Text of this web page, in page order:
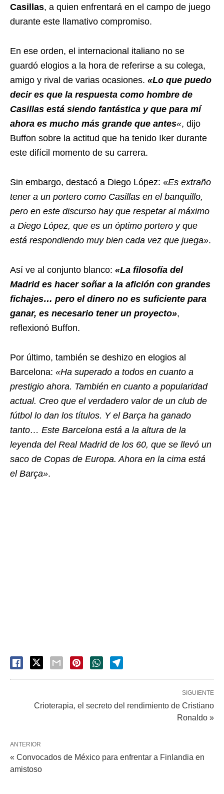
Casillas, a quien enfrentará en el campo de juego
durante este llamativo compromiso.
En ese orden, el internacional italiano no se
guardó elogios a la hora de referirse a su colega,
amigo y rival de varias ocasiones. «Lo que puedo
decir es que la respuesta como hombre de
Casillas está siendo fantástica y que para mí
ahora es mucho más grande que antes«, dijo
Buffon sobre la actitud que ha tenido Iker durante
este difícil momento de su carrera.
Sin embargo, destacó a Diego López: «Es extraño
tener a un portero como Casillas en el banquillo,
pero en este discurso hay que respetar al máximo
a Diego López, que es un óptimo portero y que
está respondiendo muy bien cada vez que juega».
Así ve al conjunto blanco: «La filosofía del
Madrid es hacer soñar a la afición con grandes
fichajes… pero el dinero no es suficiente para
ganar, es necesario tener un proyecto»,
reflexionó Buffon.
Por último, también se deshizo en elogios al
Barcelona: «Ha superado a todos en cuanto a
prestigio ahora. También en cuanto a popularidad
actual. Creo que el verdadero valor de un club de
fútbol lo dan los títulos. Y el Barça ha ganado
tanto… Este Barcelona está a la altura de la
leyenda del Real Madrid de los 60, que se llevó un
saco de Copas de Europa. Ahora en la cima está
el Barça».
SIGUIENTE
Crioterapia, el secreto del rendimiento de Cristiano
Ronaldo »
ANTERIOR
« Convocados de México para enfrentar a Finlandia en
amistoso